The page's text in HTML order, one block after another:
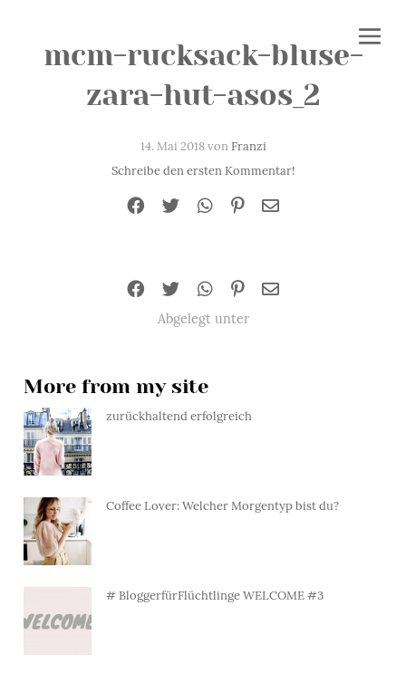
mcm-rucksack-bluse-
zara-hut-asos_2
14. Mai 2018 vonFranzi
Schreibe den ersten Kommentar!
Abgelegt unter
More from my site
zurückhaltend erfolgreich
Coffee Lover: Welcher Morgentyp bist du?
# BloggerfürFlüchtlinge WELCOME #3